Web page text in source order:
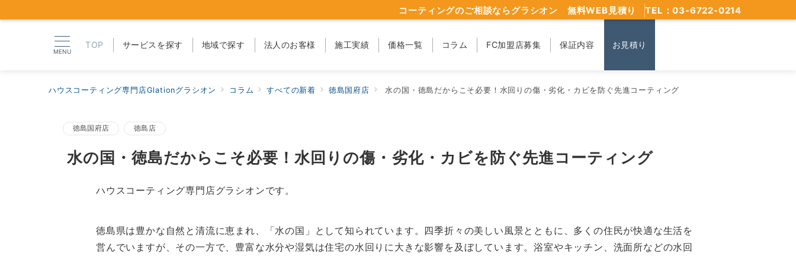
MENU
TOP サービスを探す 地域で探す 法人のお客様 施工実績 価格一覧 コラム FC加盟店募集 保証内容 お見積り
コーティングのご相談ならグラシオン 無料WEB見積り TEL：03-6722-0214
ハウスコーティング専門店Glationグラシオン コラム すべての新着 徳島国府店 水の国・徳島だからこそ必要！水回りの傷・劣化・カビを防ぐ先進コーティング
徳島国府店 徳島店
水の国・徳島だからこそ必要！水回りの傷・劣化・カビを防ぐ先進コーティング
ハウスコーティング専門店グラシオンです。
徳島県は豊かな自然と清流に恵まれ、「水の国」として知られています。四季折々の美しい風景とともに、多くの住民が快適な生活を
営んでいますが、その一方で、豊富な水分や湿気は住宅の水回りに大きな影響を及ぼしています。浴室やキッチン、洗面所などの水回